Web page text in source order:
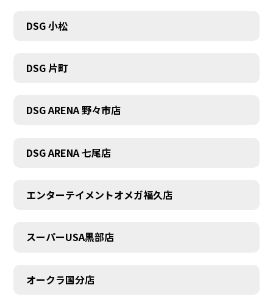
DSG 小松
DSG 片町
DSG ARENA 野々市店
DSG ARENA 七尾店
エンターテイメントオメガ福久店
スーパーUSA黒部店
オークラ国分店